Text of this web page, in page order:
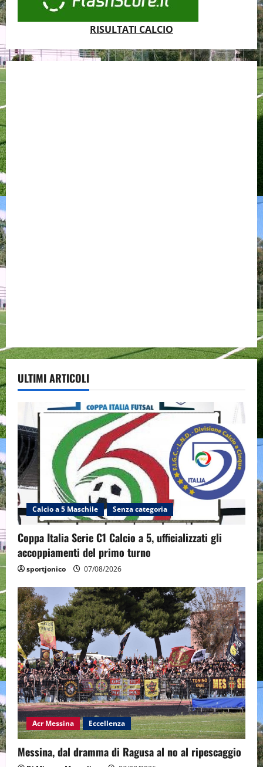
RISULTATI CALCIO
ULTIMI ARTICOLI
Calcio a 5 Maschile Senza categoria
Coppa Italia Serie C1 Calcio a 5, ufficializzati gli
accoppiamenti del primo turno
sportjonico 07/08/2026
Acr Messina Eccellenza
Messina, dal dramma di Ragusa al no al ripescaggio